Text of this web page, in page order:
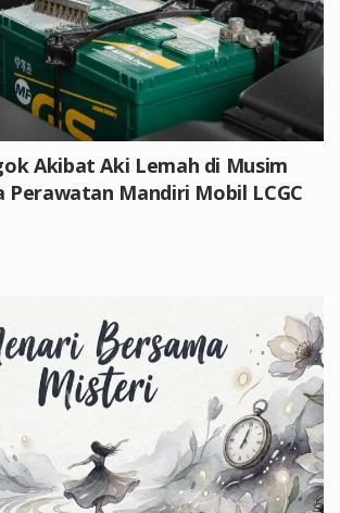
Akibat Aki Lemah di Musim
Perawatan Mandiri Mobil LCGC